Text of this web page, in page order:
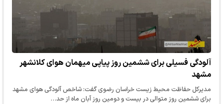
آلودگی فسیلی برای ششمین روز پیاپی میهمان هوای کلانشهر
مشهد
مدیرکل حفاظت محیط زیست خراسان رضوی گفت: شاخص آلودگی هوای مشهد
برای ششمین روز متوالی در بیست و دومین روز آبان ماه از حد…